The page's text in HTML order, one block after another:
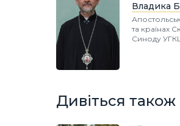
Владика
та країнах
Синоду
Дивіться також